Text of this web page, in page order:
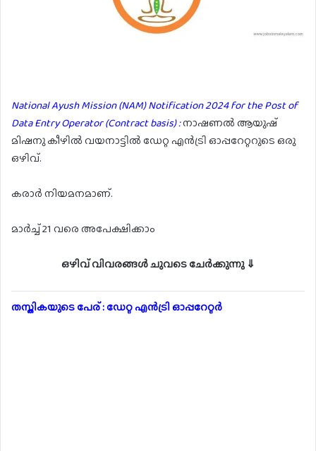
National Ayush Mission (NAM) Notification 2024 for the Post of
Data Entry Operator (Contract basis) :നാഷണൽ ആയുഷ്
മിഷനു കീഴിൽ വയനാട്ടിൽ ഡേറ്റ എൻട്രി ഓപ്പറേറ്ററുടെ ഒരു
ഒഴിവ്.
കരാർ നിയമനമാണ്.
മാർച്ച് 21 വരെ അപേക്ഷിക്കാം
ഒഴിവ് വിവരങ്ങൾ ചുവടെ ചേർക്കുന്നു ⇓
തസ്തികയുടെ പേര് : ഡേറ്റ എൻട്രി ഓപ്പറേറ്റർ